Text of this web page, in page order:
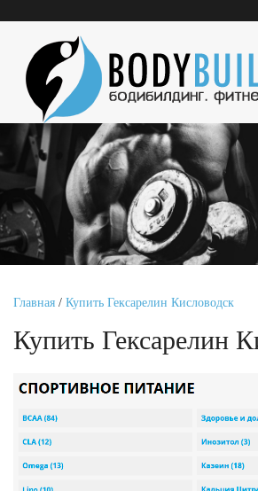
Главная / Купить Гексарелин Кисловодск
Купить Гексарелин